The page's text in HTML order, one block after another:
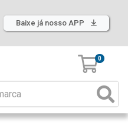
Baixe já nosso APP
0